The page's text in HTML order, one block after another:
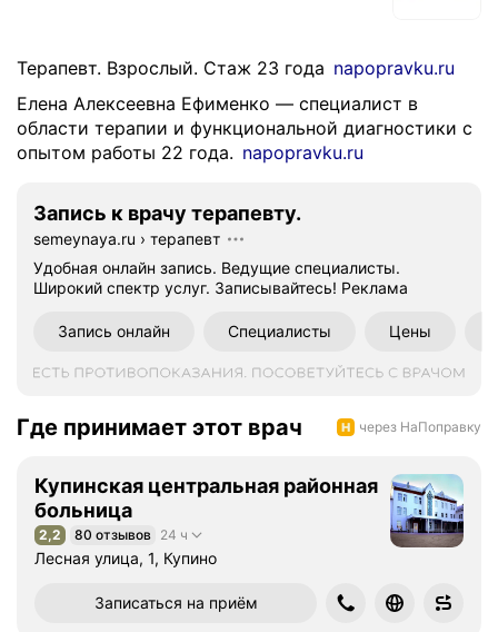
Терапевт. Взрослый. Стаж 23 года napopravku.ru
Елена Алексеевна Ефименко — специалист в
области терапии и функциональной диагностики с
опытом работы 22 года. napopravku.ru
Запись к врачу терапевту.
semeynaya.ru › терапевт
Удобная онлайн запись. Ведущие специалисты.
Широкий спектр услуг. Записывайтесь! Реклама
Запись онлайн Специалисты Цены
Где принимает этот врач через НаПоправку
Купинская центральная районная
больница
Рейтинг 2,2 из 5
2,2 80 отзывов 24 ч
Лесная улица, 1, Купино
Записаться на приём